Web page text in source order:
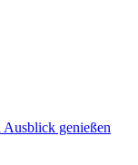
genießen